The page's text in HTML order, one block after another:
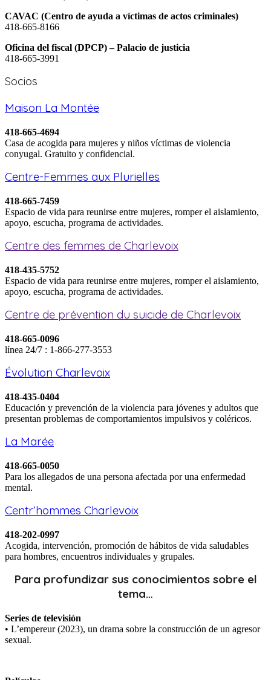
CAVAC (Centro de ayuda a víctimas de actos criminales)
418-665-8166
Oficina del fiscal (DPCP) – Palacio de justicia
418-665-3991
Socios
Maison La Montée
418-665-4694
Casa de acogida para mujeres y niños víctimas de violencia
conyugal. Gratuito y confidencial.
Centre-Femmes aux Plurielles
418-665-7459
Espacio de vida para reunirse entre mujeres, romper el aislamiento,
apoyo, escucha, programa de actividades.
Centre des femmes de Charlevoix
418-435-5752
Espacio de vida para reunirse entre mujeres, romper el aislamiento,
apoyo, escucha, programa de actividades.
Centre de prévention du suicide de Charlevoix
418-665-0096
línea 24/7 : 1-866-277-3553
Évolution Charlevoix
418-435-0404
Educación y prevención de la violencia para jóvenes y adultos que
presentan problemas de comportamientos impulsivos y coléricos.
La Marée
418-665-0050
Para los allegados de una persona afectada por una enfermedad
mental.
Centr’hommes Charlevoix
418-202-0997
Acogida, intervención, promoción de hábitos de vida saludables
para hombres, encuentros individuales y grupales.
Para profundizar sus conocimientos sobre el
tema…
Series de televisión
• L’empereur (2023), un drama sobre la construcción de un agresor
sexual.